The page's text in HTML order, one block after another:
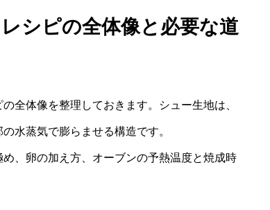
シピの全体像と必要な道
全体像を整理しておきます。シュー生地は、
水蒸気で膨らませる構造です。
、卵の加え方、オーブンの予熱温度と焼成時